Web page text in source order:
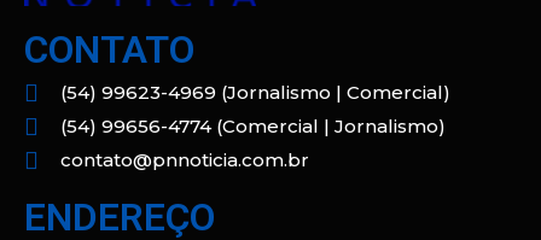
CONTATO
(54) 99623-4969 (Jornalismo | Comercial)
(54) 99656-4774 (Comercial | Jornalismo)
contato@pnnoticia.com.br
ENDEREÇO